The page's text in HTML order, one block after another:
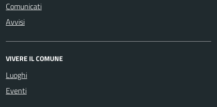
Comunicati
Avvisi
VIVERE IL COMUNE
Luoghi
Eventi